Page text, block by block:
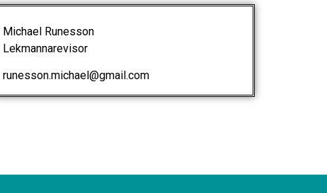
Michael Runesson
Lekmannarevisor
runesson.michael@gmail.com